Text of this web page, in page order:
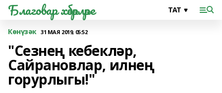
Благовар хәбәрләре
Көнүзәк 31 МАЯ 2019, 05:52
"Сезнең кебекләр,
Сайрановлар, илнең
горурлыгы!"